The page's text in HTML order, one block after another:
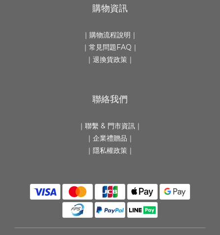
購物資訊
｜ 購物流程說明 ｜
｜ 常見問題FAQ ｜
｜ 退換貨政策 ｜
聯絡我們
｜ 聯繫 & 門市資訊 ｜
｜ 企業禮贈品 ｜
｜隱私權政策｜